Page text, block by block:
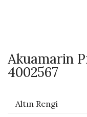
Akuamarin
4002567
Altın Rengi